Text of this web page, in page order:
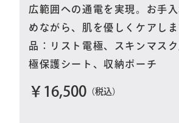
広範囲への通電を実現。お手
めながら、肌を優しくケアし
品：リスト電極、スキンマス
極保護シート、収納ポーチ
￥16,500 （税込）